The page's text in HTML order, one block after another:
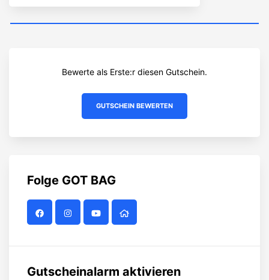
Bewerte als Erste:r diesen Gutschein.
GUTSCHEIN BEWERTEN
Folge GOT BAG
Gutscheinalarm aktivieren